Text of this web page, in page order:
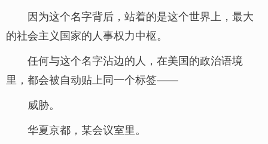
因为这个名字背后，站着的是这个世界上，最大
的社会主义国家的人事权力中枢。
任何与这个名字沾边的人，在美国的政治语境
里，都会被自动贴上同一个标签——
威胁。
华夏京都，某会议室里。